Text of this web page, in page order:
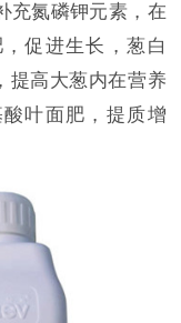
充氮磷钾元素，在
促进生长，葱白
，提高大葱内在营养
叶面肥，提质增